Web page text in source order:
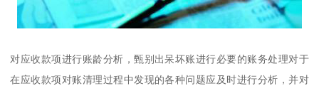
对应收款项进行账龄分析，甄别出呆坏账进行必要的账务处理对于
在应收款项对账清理过程中发现的各种问题应及时进行分析，并对